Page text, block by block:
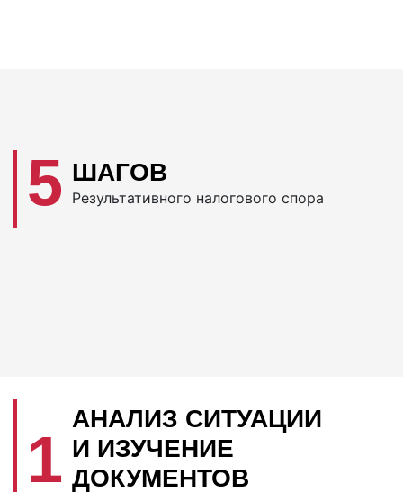
5 ШАГОВ
Результативного налогового спора
1
АНАЛИЗ СИТУАЦИИ
И ИЗУЧЕНИЕ
ДОКУМЕНТОВ